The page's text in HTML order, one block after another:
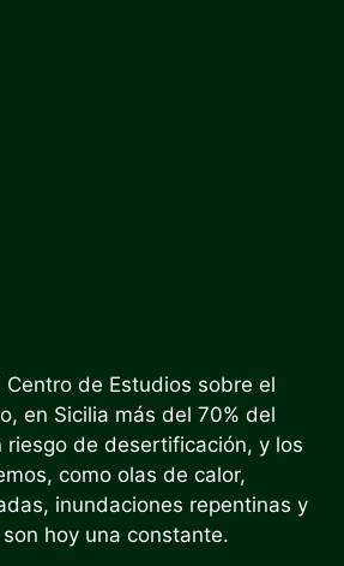
de Estudios sobre el
en Sicilia más del 70% del
riesgo de desertificación, y los
como olas de calor,
inundaciones repentinas y
hoy una constante.